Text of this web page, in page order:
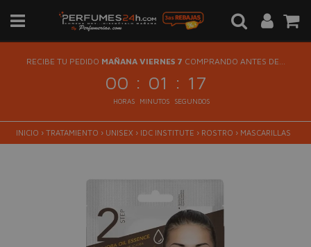
RECIBE TU PEDIDO MAÑANA VIERNES 7 COMPRANDO ANTES DE...
00 : 01 : 17
HORAS MINUTOS SEGUNDOS
INICIO › TRATAMIENTO › UNISEX › IDC INSTITUTE › ROSTRO › MASCARILLAS